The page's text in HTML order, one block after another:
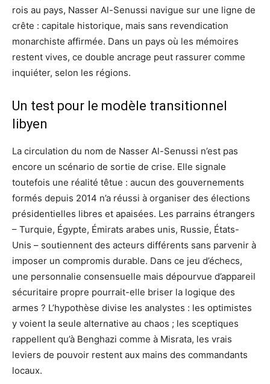
rois au pays, Nasser Al-Senussi navigue sur une ligne de
crête : capitale historique, mais sans revendication
monarchiste affirmée. Dans un pays où les mémoires
restent vives, ce double ancrage peut rassurer comme
inquiéter, selon les régions.
Un test pour le modèle transitionnel
libyen
La circulation du nom de Nasser Al-Senussi n’est pas
encore un scénario de sortie de crise. Elle signale
toutefois une réalité têtue : aucun des gouvernements
formés depuis 2014 n’a réussi à organiser des élections
présidentielles libres et apaisées. Les parrains étrangers
– Turquie, Égypte, Émirats arabes unis, Russie, États-
Unis – soutiennent des acteurs différents sans parvenir à
imposer un compromis durable. Dans ce jeu d’échecs,
une personnalie consensuelle mais dépourvue d’appareil
sécuritaire propre pourrait-elle briser la logique des
armes ? L’hypothèse divise les analystes : les optimistes
y voient la seule alternative au chaos ; les sceptiques
rappellent qu’à Benghazi comme à Misrata, les vrais
leviers de pouvoir restent aux mains des commandants
locaux.